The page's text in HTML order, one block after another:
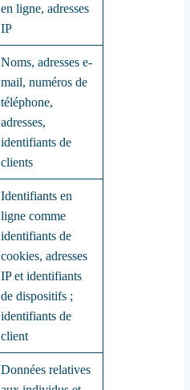
en ligne, adresses
IP
Noms, adresses e-
mail, numéros de
téléphone,
adresses,
identifiants de
clients
Identifiants en
ligne comme
identifiants de
cookies, adresses
IP et identifiants
de dispositifs ;
identifiants de
client
Données relatives